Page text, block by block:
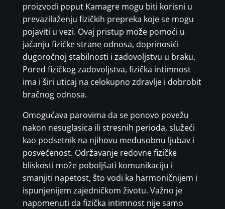
proizvodi poput Kamagre mogu biti korisni u
prevazilaženju fizičkih prepreka koje se mogu
pojaviti u vezi. Ovaj pristup može pomoći u
jačanju fizičke strane odnosa, doprinosići
dugoročnoj stabilnosti i zadovoljstvu u braku.
Pored fizičkog zadovoljstva, fizička intimnost
ima i širi uticaj na celokupno zdravlje i dobrobit
bračnog odnosa.
Omogućava parovima da se ponovo povežu
nakon nesuglasica ili stresnih perioda, služeći
kao podsetnik na njihovu međusobnu ljubav i
posvećenost. Održavanje redovne fizičke
bliskosti može poboljšati komunikaciju i
smanjiti napetost, što vodi ka harmoničnijem i
ispunjenijem zajedničkom životu. Važno je
napomenuti da fizička intimnost nije samo